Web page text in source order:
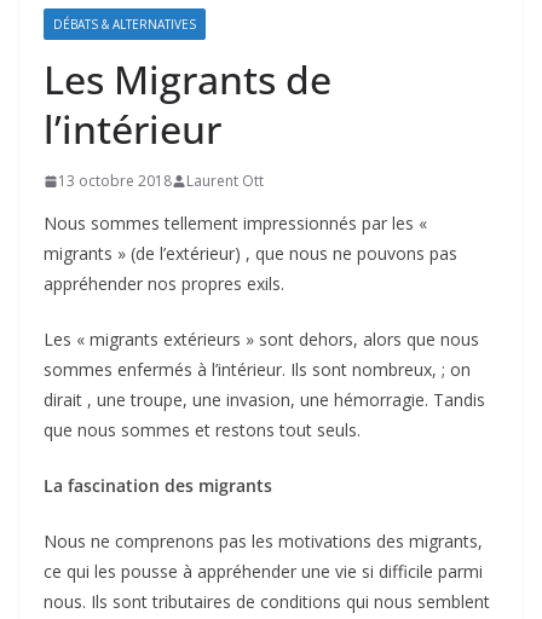
DÉBATS & ALTERNATIVES
Les Migrants de
l’intérieur
13 octobre 2018 Laurent Ott
Nous sommes tellement impressionnés par les «
migrants » (de l’extérieur) , que nous ne pouvons pas
appréhender nos propres exils.
Les « migrants extérieurs » sont dehors, alors que nous
sommes enfermés à l’intérieur. Ils sont nombreux, ; on
dirait , une troupe, une invasion, une hémorragie. Tandis
que nous sommes et restons tout seuls.
La fascination des migrants
Nous ne comprenons pas les motivations des migrants,
ce qui les pousse à appréhender une vie si difficile parmi
nous. Ils sont tributaires de conditions qui nous semblent